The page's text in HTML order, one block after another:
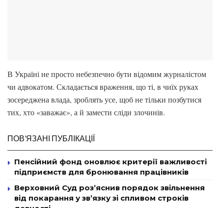
В Україні не просто небезпечно бути відомим журналістом
чи адвокатом. Складається враження, що ті, в чиїх руках
зосереджена влада, зроблять усе, щоб не тільки позбутися
тих, хто «заважає», а й замести сліди злочинів.
ПОВ’ЯЗАНІ ПУБЛІКАЦІЇ
Пенсійний фонд оновлює критерії важливості
підприємств для бронювання працівників
Верховний Суд роз’яснив порядок звільнення
від покарання у зв’язку зі спливом строків